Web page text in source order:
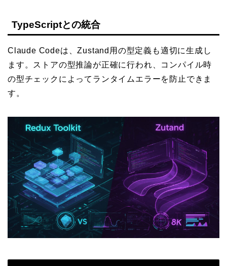
TypeScriptとの統合
Claude Codeは、Zustand用の型定義も適切に生成し
ます。ストアの型推論が正確に行われ、コンパイル時
の型チェックによってランタイムエラーを防止できま
す。